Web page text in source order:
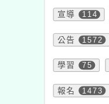
宣導 114
公告 1572
學習 75
報名 1473